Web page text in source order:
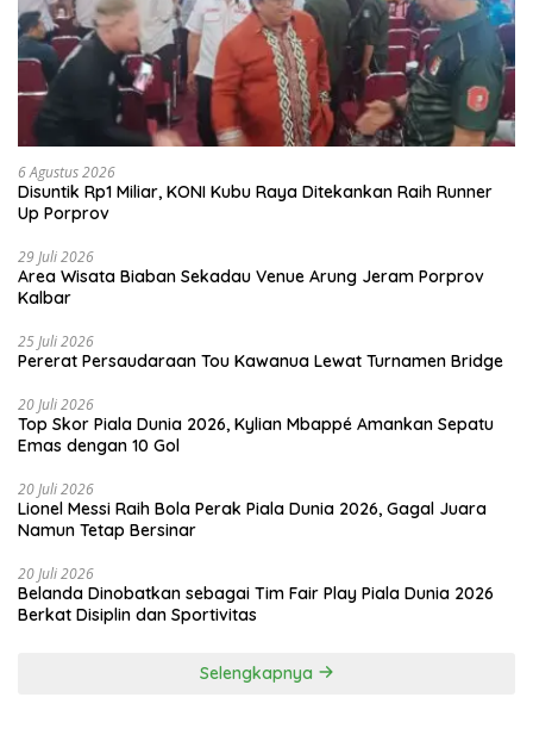
6 Agustus 2026
Disuntik Rp1 Miliar, KONI Kubu Raya Ditekankan Raih Runner
Up Porprov
29 Juli 2026
Area Wisata Biaban Sekadau Venue Arung Jeram Porprov
Kalbar
25 Juli 2026
Pererat Persaudaraan Tou Kawanua Lewat Turnamen Bridge
20 Juli 2026
Top Skor Piala Dunia 2026, Kylian Mbappé Amankan Sepatu
Emas dengan 10 Gol
20 Juli 2026
Lionel Messi Raih Bola Perak Piala Dunia 2026, Gagal Juara
Namun Tetap Bersinar
20 Juli 2026
Belanda Dinobatkan sebagai Tim Fair Play Piala Dunia 2026
Berkat Disiplin dan Sportivitas
Selengkapnya